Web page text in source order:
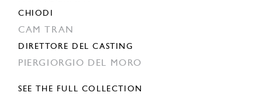
CHIODI
CAM TRAN
DIRETTORE DEL CASTING
PIERGIORGIO DEL MORO
SEE THE FULL COLLECTION